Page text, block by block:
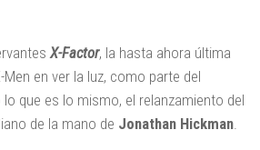
X-Factor, la hasta ahora última
en ver la luz, como parte del
lo que es lo mismo, el relanzamiento del
de la mano de Jonathan Hickman